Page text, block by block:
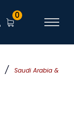
/
Saudi Arabia &
0